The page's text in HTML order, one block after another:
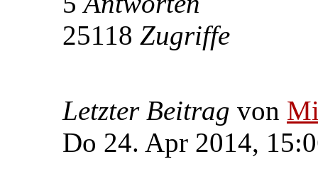
25118 Zugriffe
Letzter Beitrag von
Do 24. Apr 2014,